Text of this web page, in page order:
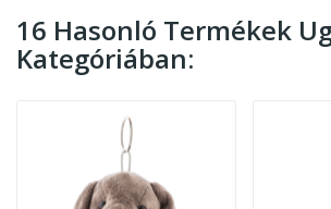
16 Hasonló Termékek
Kategóriában: